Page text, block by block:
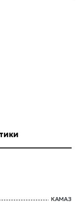
КАМАЗ